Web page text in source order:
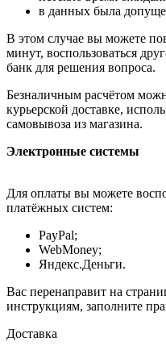
в данных была
В этом случае вы можете
минут, воспользоваться
банк для решения вопроса.
Безналичным расчётом
курьерской доставке,
самовывоза из магазина.
Электронные системы
Для оплаты вы можете
платёжных систем:
PayPal;
WebMoney;
Яндекс.Деньги.
Вас перенаправит на
инструкциям, заполните
Доставка